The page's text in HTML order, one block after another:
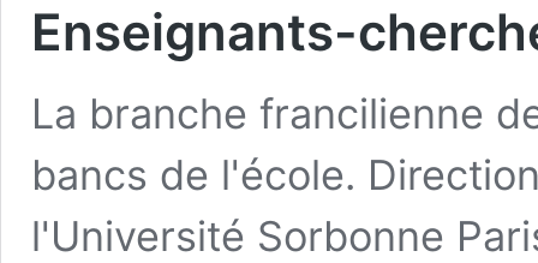
Enseignants-
La branche francilienne
bancs de l'école.
l'Université Sorbonne